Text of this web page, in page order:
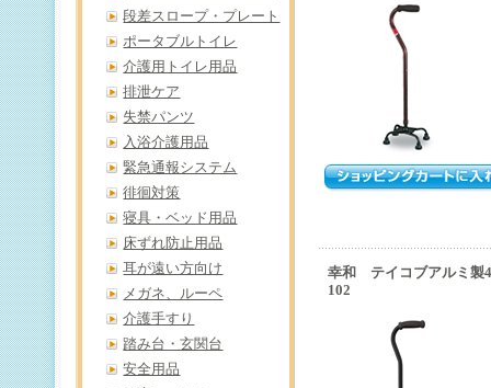
幸和 テイコブアルミ製
102
段差スロープ・プレート
ポータブルトイレ
介護用トイレ用品
排泄ケア
失禁パンツ
入浴介護用品
緊急通報システム
徘徊対策
寝具・ベッド用品
床ずれ防止用品
耳が遠い方向け
メガネ、ルーペ
介護手すり
踏み台・玄関台
安全用品